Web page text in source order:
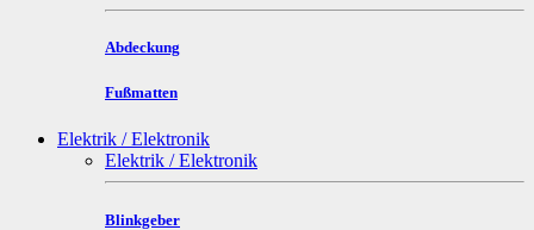
Abdeckung
Fußmatten
Elektrik / Elektronik
Elektrik / Elektronik
Blinkgeber